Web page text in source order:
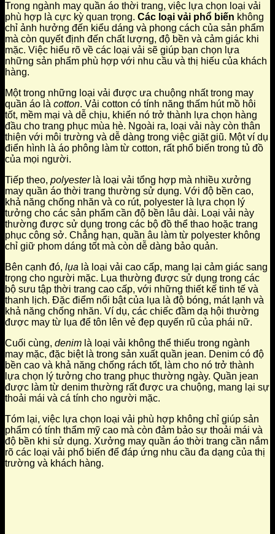
Trong ngành may quần áo thời trang, việc lựa chọn loại vải
phù hợp là cực kỳ quan trọng. Các loại vải phổ biến không
chỉ ảnh hưởng đến kiểu dáng và phong cách của sản phẩm
mà còn quyết định đến chất lượng, độ bền và cảm giác khi
mặc. Việc hiểu rõ về các loại vải sẽ giúp bạn chọn lựa
những sản phẩm phù hợp với nhu cầu và thị hiếu của khách
hàng.
Một trong những loại vải được ưa chuộng nhất trong may
quần áo là cotton. Vải cotton có tính năng thấm hút mồ hôi
tốt, mềm mại và dễ chịu, khiến nó trở thành lựa chọn hàng
đầu cho trang phục mùa hè. Ngoài ra, loại vải này còn thân
thiện với môi trường và dễ dàng trong việc giặt giũ. Một ví dụ
điển hình là áo phông làm từ cotton, rất phổ biến trong tủ đồ
của mọi người.
Tiếp theo, polyesterlà loại vải tổng hợp mà nhiều xưởng
may quần áo thời trang thường sử dụng. Với độ bền cao,
khả năng chống nhăn và co rút, polyester là lựa chọn lý
tưởng cho các sản phẩm cần độ bền lâu dài. Loại vải này
thường được sử dụng trong các bộ đồ thể thao hoặc trang
phục công sở. Chẳng hạn, quần âu làm từ polyester không
chỉ giữ phom dáng tốt mà còn dễ dàng bảo quản.
Bên cạnh đó, lụa là loại vải cao cấp, mang lại cảm giác sang
trọng cho người mặc. Lụa thường được sử dụng trong các
bộ sưu tập thời trang cao cấp, với những thiết kế tinh tế và
thanh lịch. Đặc điểm nổi bật của lụa là độ bóng, mát lạnh và
khả năng chống nhăn. Ví dụ, các chiếc đầm dạ hội thường
được may từ lụa để tôn lên vẻ đẹp quyến rũ của phái nữ.
Cuối cùng, denim là loại vải không thể thiếu trong ngành
may mặc, đặc biệt là trong sản xuất quần jean. Denim có độ
bền cao và khả năng chống rách tốt, làm cho nó trở thành
lựa chọn lý tưởng cho trang phục thường ngày. Quần jean
được làm từ denim thường rất được ưa chuộng, mang lại sự
thoải mái và cá tính cho người mặc.
Tóm lại, việc lựa chọn loại vải phù hợp không chỉ giúp sản
phẩm có tính thẩm mỹ cao mà còn đảm bảo sự thoải mái và
độ bền khi sử dụng. Xưởng may quần áo thời trang cần nắm
rõ các loại vải phổ biến để đáp ứng nhu cầu đa dạng của thị
trường và khách hàng.